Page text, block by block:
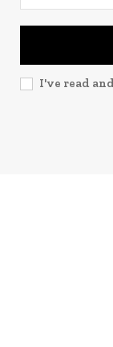
I've read